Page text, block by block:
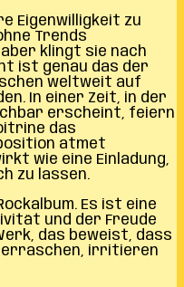
Eigenwilligkeit zu
Trends
klingt sie nach
ist genau das der
weltweit auf
In einer Zeit, in der
erscheint, feiern
das
atmet
wie eine Einladung,
zu lassen.
Es ist eine
und der Freude
das beweist, dass
irritieren